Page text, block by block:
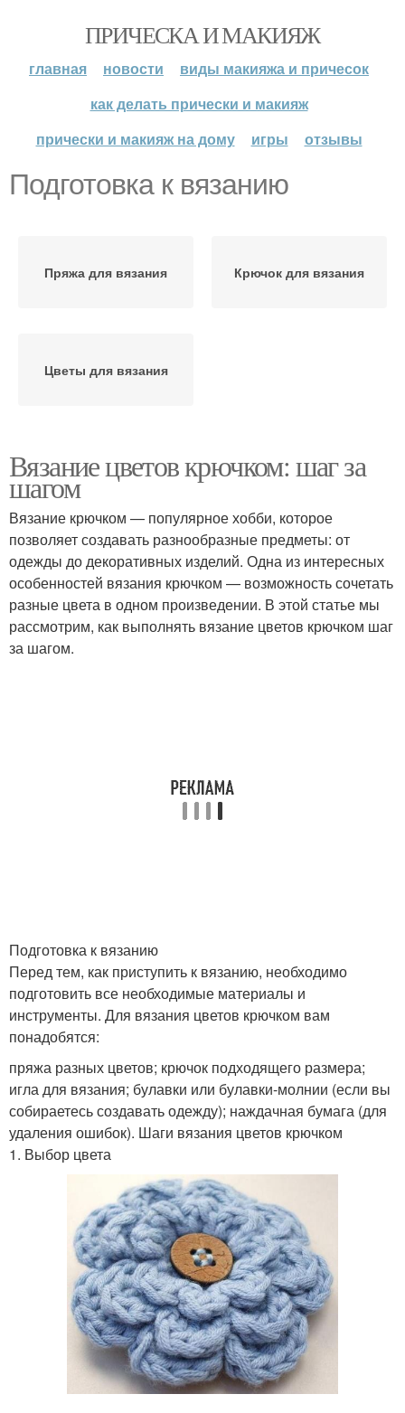
ПРИЧЕСКА И МАКИЯЖ
главная новости
виды макияжа и причесок
как делать прически и макияж
прически и макияж на дому
игры отзывы
Подготовка к вязанию
Пряжа для вязания Крючок для вязания
Цветы для вязания
Вязание цветов крючком: шаг за
шагом
Вязание крючком — популярное хобби, которое
позволяет создавать разнообразные предметы: от
одежды до декоративных изделий. Одна из интересных
особенностей вязания крючком — возможность сочетать
разные цвета в одном произведении. В этой статье мы
рассмотрим, как выполнять вязание цветов крючком шаг
за шагом.
Подготовка к вязанию
Перед тем, как приступить к вязанию, необходимо
подготовить все необходимые материалы и
инструменты. Для вязания цветов крючком вам
понадобятся:
пряжа разных цветов; крючок подходящего размера;
игла для вязания; булавки или булавки-молнии (если вы
собираетесь создавать одежду); наждачная бумага (для
удаления ошибок). Шаги вязания цветов крючком
1. Выбор цвета